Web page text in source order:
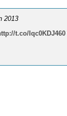
2013
t.co/Iqc0KDJ460